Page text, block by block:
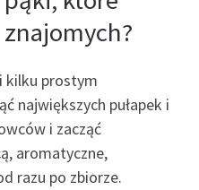
kilku prostym
największych pułapek i
i zacząć
aromatyczne,
razu po zbiorze.